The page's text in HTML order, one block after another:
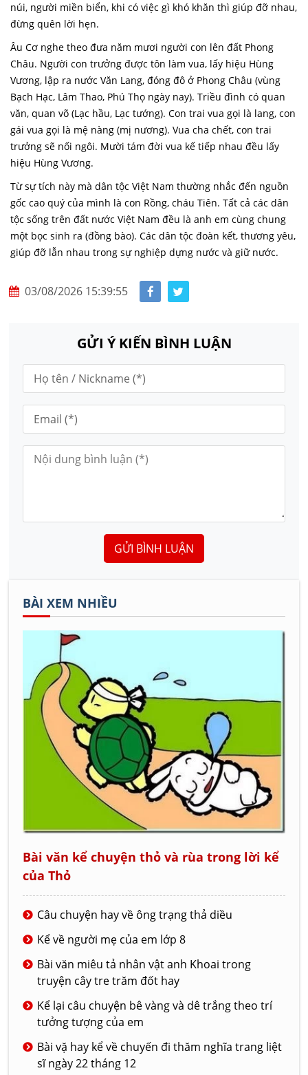
núi, người miền biển, khi có việc gì khó khăn thì giúp đỡ nhau,
đừng quên lời hẹn.
Âu Cơ nghe theo đưa năm mươi người con lên đất Phong
Châu. Người con trưởng được tôn làm vua, lấy hiệu Hùng
Vương, lập ra nước Văn Lang, đóng đô ở Phong Châu (vùng
Bạch Hạc, Lâm Thao, Phú Thọ ngày nay). Triều đình có quan
văn, quan võ (Lạc hầu, Lạc tướng). Con trai vua gọi là lang, con
gái vua gọi là mệ nàng (mị nương). Vua cha chết, con trai
trưởng sẽ nối ngôi. Mười tám đời vua kế tiếp nhau đều lấy
hiệu Hùng Vương.
Từ sự tích này mà dân tộc Việt Nam thường nhắc đến nguồn
gốc cao quý của mình là con Rồng, cháu Tiên. Tất cả các dân
tộc sống trên đất nước Việt Nam đều là anh em cùng chung
một bọc sinh ra (đồng bào). Các dân tộc đoàn kết, thương yêu,
giúp đỡ lẫn nhau trong sự nghiệp dựng nước và giữ nước.
03/08/2026 15:39:55
GỬI Ý KIẾN BÌNH LUẬN
GỬI BÌNH LUẬN
BÀI XEM NHIỀU
Bài văn kể chuyện thỏ và rùa trong lời kể
của Thỏ
Câu chuyện hay về ông trạng thả diều
Kể về người mẹ của em lớp 8
Bài văn miêu tả nhân vật anh Khoai trong
truyện cây tre trăm đốt hay
Kể lại câu chuyện bê vàng và dê trắng theo trí
tưởng tượng của em
Bài vặ hay kể về chuyến đi thăm nghĩa trang liệt
sĩ ngày 22 tháng 12